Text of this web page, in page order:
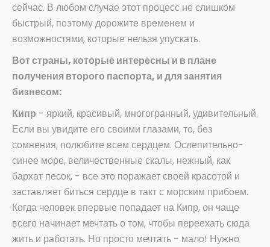
сейчас. В любом случае этот процесс не слишком
быстрый, поэтому дорожите временем и
возможностями, которые нельзя упускать.
Вот страны, которые интересны и в плане
получения второго паспорта, и для занятия
бизнесом:
Кипр - яркий, красивый, многогранный, удивительный.
Если вы увидите его своими глазами, то, без
сомнения, полюбите всем сердцем. Ослепительно-
синее море, величественные скалы, нежный, как
бархат песок, - все это поражает своей красотой и
заставляет биться сердце в такт с морским прибоем.
Когда человек впервые попадает на Кипр, он чаще
всего начинает мечтать о том, чтобы переехать сюда
жить и работать. Но просто мечтать - мало! Нужно